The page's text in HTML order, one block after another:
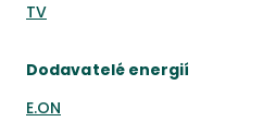
TV
Dodavatelé energií
E.ON